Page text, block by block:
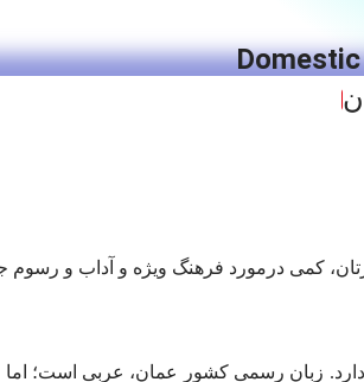
کمی درمورد فرهنگ ویژه و آداب و رسوم
زبان رسمی کشور عمان، عربی است؛ اما